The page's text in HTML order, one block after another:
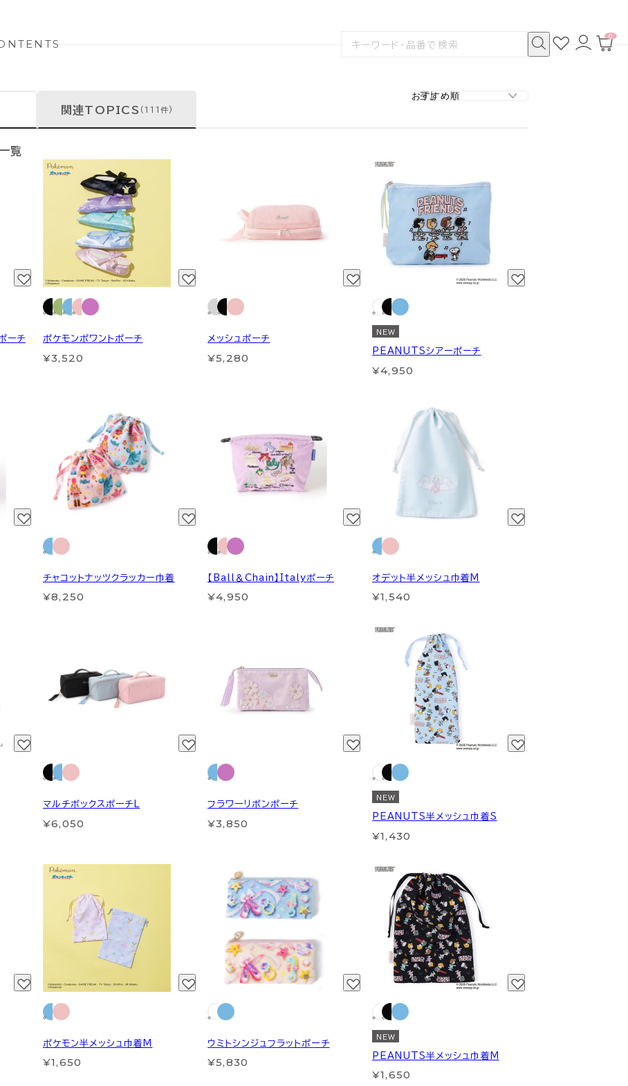
検
お
気
ロ
グ
カ
0
関連TOPICS (111件)
覧
ーチ ポケモンポワントポーチ
¥3,520
メッシュポーチ
¥5,280
NEW
PEANUTSシアーポーチ
¥4,950
チャコットナッツクラッカー巾着
¥8,250
【Ball＆Chain】Italyポーチ
¥4,950
オデット半メッシュ巾着M
¥1,540
マルチボックスポーチL
¥6,050
フラワーリボンポーチ
¥3,850
NEW
PEANUTS半メッシュ巾着S
¥1,430
ポケモン半メッシュ巾着M
¥1,650
ウミトシンジュフラットポーチ
¥5,830
NEW
PEANUTS半メッシュ巾着M
¥1,650